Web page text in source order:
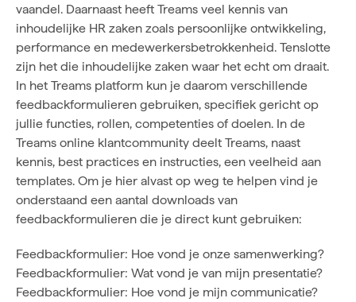
vaandel. Daarnaast heeft Treams veel kennis van
inhoudelijke HR zaken zoals persoonlijke ontwikkeling,
performance en medewerkersbetrokkenheid. Tenslotte
zijn het die inhoudelijke zaken waar het echt om draait.
In het Treams platform kun je daarom verschillende
feedbackformulieren gebruiken, specifiek gericht op
jullie functies, rollen, competenties of doelen. In de
Treams online klantcommunity deelt Treams, naast
kennis, best practices en instructies, een veelheid aan
templates. Om je hier alvast op weg te helpen vind je
onderstaand een aantal downloads van
feedbackformulieren die je direct kunt gebruiken:
Feedbackformulier: Hoe vond je onze samenwerking?
Feedbackformulier: Wat vond je van mijn presentatie?
Feedbackformulier: Hoe vond je mijn communicatie?